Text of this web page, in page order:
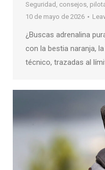
Seguridad, consejos,
10 de mayo de 2026
¿Buscas adrenalina
con la bestia naranja,
técnico, trazadas al